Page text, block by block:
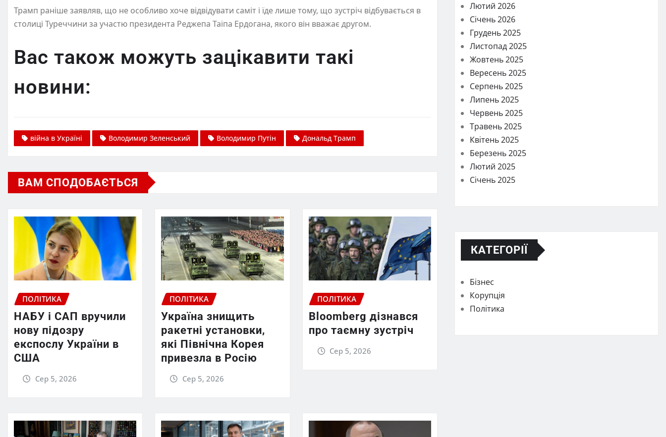
Трамп раніше заявляв, що не особливо хоче відвідувати саміт і їде лише тому, що зустріч відбувається в
столиці Туреччини за участю президента Реджепа Таїпа Ердогана, якого він вважає другом.
Вас також можуть зацікавити такі
новини:
війна в Україні Володимир Зеленський Володимир Путін Дональд Трамп
ВАМ СПОДОБАЄТЬСЯ
ПОЛІТИКА
НАБУ і САП вручили
нову підозру
експослу України в
США
Сер 5, 2026
ПОЛІТИКА
Україна знищить
ракетні установки,
які Північна Корея
привезла в Росію
Сер 5, 2026
ПОЛІТИКА
Bloomberg дізнався
про таємну зустріч
Сер 5, 2026
Лютий 2026
Січень 2026
Грудень 2025
Листопад 2025
Жовтень 2025
Вересень 2025
Серпень 2025
Липень 2025
Червень 2025
Травень 2025
Квітень 2025
Березень 2025
Лютий 2025
Січень 2025
КАТЕГОРІЇ
Бізнес
Корупція
Політика